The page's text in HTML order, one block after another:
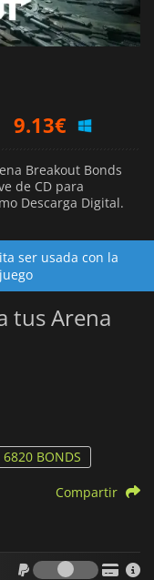
9.13€
Breakout Bonds
de CD para
Descarga Digital.
ser usada con la
tus Arena
6820 BONDS
Compartir
Tarifas